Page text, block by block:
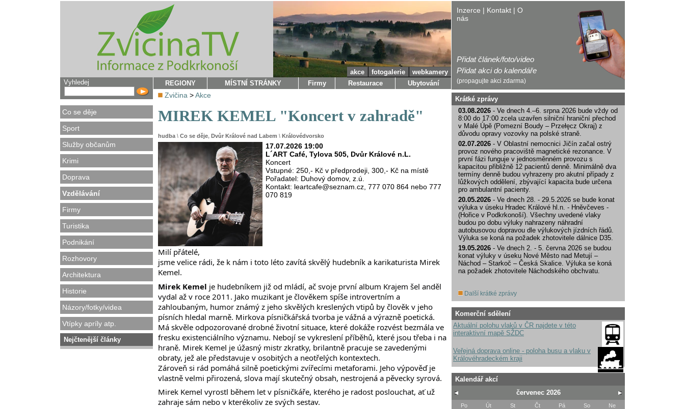
Vyhledej
Co se děje
Sport
Služby občanům
Krimi
Doprava
Vzdělávání
Firmy
Turistika
Podnikání
Rozhovory
Architektura
Historie
Názory/fotky/videa
Vtípky apríly atp.
Nejčtenější články
Inzerce | Kontakt | O
nás
Přidat článek/foto/video
Přidat akci do kalendáře
(propagujte akci zdarma)
akce fotogalerie
webkamery
REGIONY
MÍSTNÍ STRÁNKY Firmy Restaurace Ubytování
Zvičina >Akce
MIREK KEMEL "Koncert v zahradě"
hudba \ Co se děje, Dvůr Králové nad Labem \ Královédvorsko
17.07.2026 19:00
L´ART Café, Tylova 505, Dvůr Králové n.L.
Koncert
Vstupné: 250,- Kč v předprodeji, 300,- Kč na místě
Pořadatel: Duhový domov, z.ú.
Kontakt: leartcafe@seznam.cz, 777 070 864 nebo 777
070 819
Milí přátelé,
jsme velice rádi, že k nám i toto léto zavítá skvělý hudebník a karikaturista Mirek
Kemel.
Mirek Kemel je hudebníkem již od mládí, ač svoje první album Krajem šel anděl
vydal až v roce 2011. Jako muzikant je člověkem spíše introvertním a
zahloubaným, humor známý z jeho skvělých kreslených vtipů by člověk v jeho
písních hledal marně. Mirkova písničkářská tvorba je vážná a výrazně poetická.
Má skvěle odpozorované drobné životní situace, které dokáže rozvést bezmála ve
fresku existenciálního významu. Nebojí se vykreslení příběhů, které jsou třeba i na
hraně. Mirek Kemel je úžasný mistr zkratky, brilantně pracuje se zavedenými
obraty, jež ale představuje v osobitých a neotřelých kontextech.
Zároveň si rád pomáhá silně poetickými zvířecími metaforami. Jeho výpověď je
vlastně velmi přirozená, slova mají skutečný obsah, nestrojená a pěvecky syrová.
Mirek Kemel vyrostl během let v písničkáře, kterého je radost poslouchat, ať už
zahraje sám nebo v kterékoliv ze svých sestav.
Krátké zprávy
03.08.2026 - Ve dnech 4.–6. srpna 2026 bude vždy od
8:00 do 17:00 zcela uzavřen silniční hraniční přechod
v Malé Úpě (Pomezní Boudy – Przełęcz Okraj) z
důvodu opravy vozovky na polské straně.
02.07.2026 - V Oblastní nemocnici Jičín začal ostrý
provoz nového pracoviště magnetické rezonance. V
první fázi funguje v jednosměnném provozu s
kapacitou přibližně 12 pacientů denně. Minimálně dva
termíny denně budou vyhrazeny pro akutní případy z
lůžkových oddělení, zbývající kapacita bude určena
pro ambulantní pacienty.
20.05.2026 - Ve dnech 28. - 29.5.2026 se bude konat
výluka v úseku Hradec Králové hl.n. - Hněvčeves -
(Hořice v Podkrkonoší). Všechny uvedené vlaky
budou po dobu výluky nahrazeny náhradní
autobusovou dopravou dle výlukových jízdních řádů.
Výluka se koná na požadek zhotovitele dálnice D35.
19.05.2026 - Ve dnech 2. - 5. června 2026 se budou
konat výluky v úseku Nové Město nad Metují –
Náchod – Starkoč – Česká Skalice. Výluka se koná
na požadek zhotovitele Náchodského obchvatu.
Další krátké zprávy
Komerční sdělení
Aktuální polohu vlaků v ČR najdete v této
interaktivní mapě SŽDC
Veřejná doprava online - poloha busu a vlaku v
Královéhradeckém kraji
Kalendář akcí
červenec 2026
Po Út St Čt Pá So Ne